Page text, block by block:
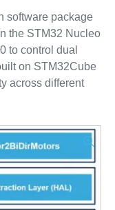
software package
the STM32 Nucleo
to control dual
on STM32Cube
across different